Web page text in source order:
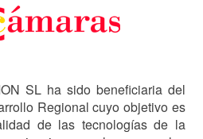
SL ha sido beneficiaria del
Regional cuyo objetivo es
de las tecnologías de la